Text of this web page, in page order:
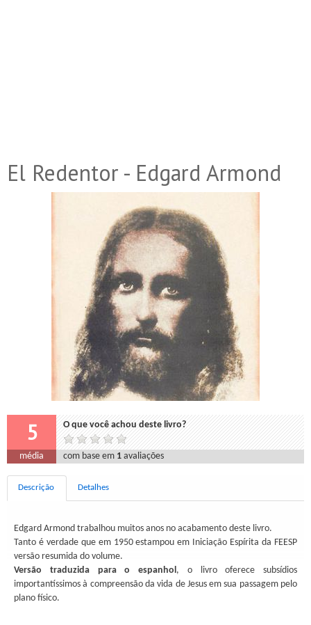
El Redentor - Edgard Armond
5 O que você achou deste livro?
média com base em 1 avaliações
Descrição Detalhes
Edgard Armond trabalhou muitos anos no acabamento deste livro.
Tanto é verdade que em 1950 estampou em Iniciação Espírita da FEESP
versão resumida do volume.
Versão traduzida para o espanhol, o livro oferece subsídios
importantíssimos à compreensão da vida de Jesus em sua passagem pelo
plano físico.